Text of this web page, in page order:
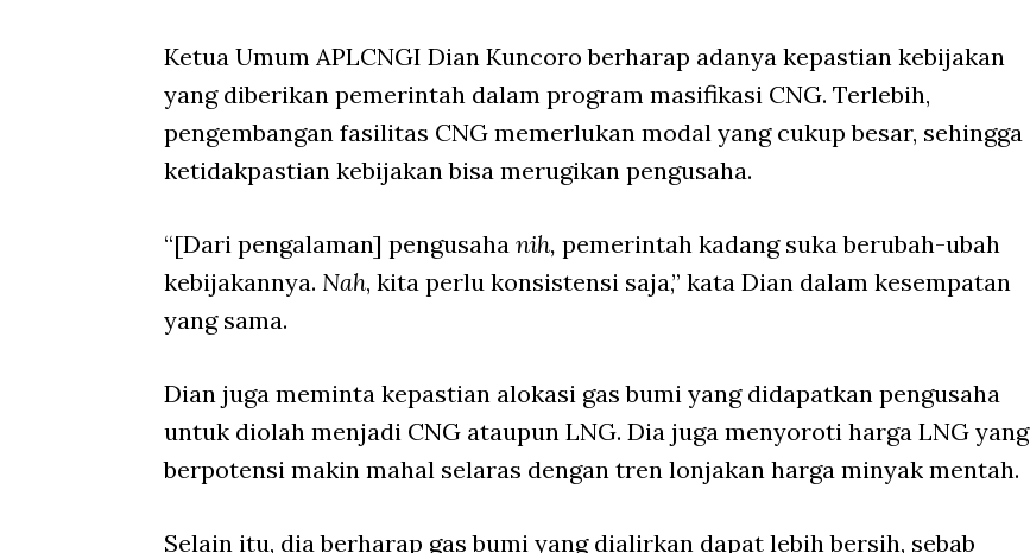
Ketua Umum APLCNGI Dian Kuncoro berharap adanya kepastian kebijakan
yang diberikan pemerintah dalam program masifikasi CNG. Terlebih,
pengembangan fasilitas CNG memerlukan modal yang cukup besar, sehingga
ketidakpastian kebijakan bisa merugikan pengusaha.
“[Dari pengalaman] pengusaha nih, pemerintah kadang suka berubah-ubah
kebijakannya. Nah, kita perlu konsistensi saja,” kata Dian dalam kesempatan
yang sama.
Dian juga meminta kepastian alokasi gas bumi yang didapatkan pengusaha
untuk diolah menjadi CNG ataupun LNG. Dia juga menyoroti harga LNG yang
berpotensi makin mahal selaras dengan tren lonjakan harga minyak mentah.
Selain itu, dia berharap gas bumi yang dialirkan dapat lebih bersih, sebab